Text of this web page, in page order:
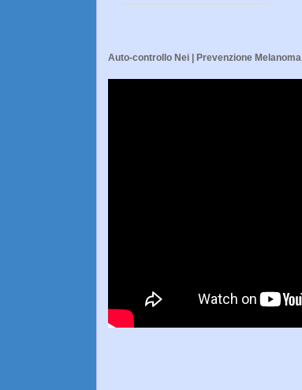
Auto-controllo Nei | Prevenzione Melanoma